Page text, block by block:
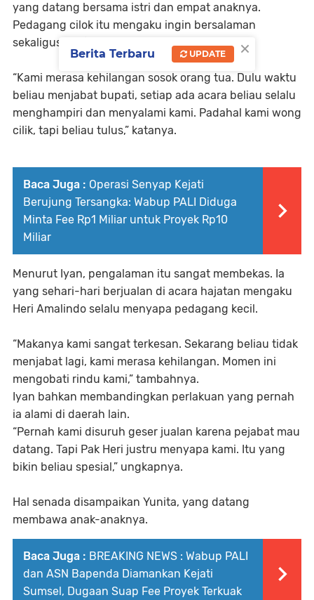
yang datang bersama istri dan empat anaknya.
Pedagang cilok itu mengaku ingin bersalaman
sekaligus berfoto dengan Heri Amalindo.
“Kami merasa kehilangan sosok orang tua. Dulu waktu
beliau menjabat bupati, setiap ada acara beliau selalu
menghampiri dan menyalami kami. Padahal kami wong
cilik, tapi beliau tulus,” katanya.
Baca Juga : Operasi Senyap Kejati
Berujung Tersangka: Wabup PALI Diduga
Minta Fee Rp1 Miliar untuk Proyek Rp10
Miliar
Menurut Iyan, pengalaman itu sangat membekas. Ia
yang sehari-hari berjualan di acara hajatan mengaku
Heri Amalindo selalu menyapa pedagang kecil.
“Makanya kami sangat terkesan. Sekarang beliau tidak
menjabat lagi, kami merasa kehilangan. Momen ini
mengobati rindu kami,” tambahnya.
Iyan bahkan membandingkan perlakuan yang pernah
ia alami di daerah lain.
“Pernah kami disuruh geser jualan karena pejabat mau
datang. Tapi Pak Heri justru menyapa kami. Itu yang
bikin beliau spesial,” ungkapnya.
Hal senada disampaikan Yunita, yang datang
membawa anak-anaknya.
Baca Juga : BREAKING NEWS : Wabup PALI
dan ASN Bapenda Diamankan Kejati
Sumsel, Dugaan Suap Fee Proyek Terkuak
×
Berita Terbaru UPDATE